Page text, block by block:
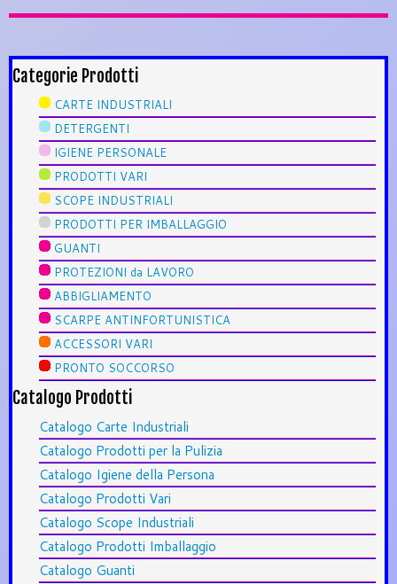
Categorie Prodotti
CARTE INDUSTRIALI
DETERGENTI
IGIENE PERSONALE
PRODOTTI VARI
SCOPE INDUSTRIALI
PRODOTTI PER IMBALLAGGIO
GUANTI
PROTEZIONI da LAVORO
ABBIGLIAMENTO
SCARPE ANTINFORTUNISTICA
ACCESSORI VARI
PRONTO SOCCORSO
Catalogo Prodotti
Catalogo Carte Industriali
Catalogo Prodotti per la Pulizia
Catalogo Igiene della Persona
Catalogo Prodotti Vari
Catalogo Scope Industriali
Catalogo Prodotti Imballaggio
Catalogo Guanti